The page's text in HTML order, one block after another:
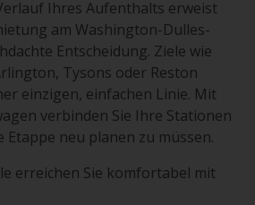
Ihres Aufenthalts erweist
am Washington-Dulles-
Entscheidung. Ziele wie
Tysons oder Reston
einzigen, einfachen Linie. Mit
verbinden Sie Ihre Stationen
Etappe neu planen zu müssen.
erreichen Sie komfortabel mit